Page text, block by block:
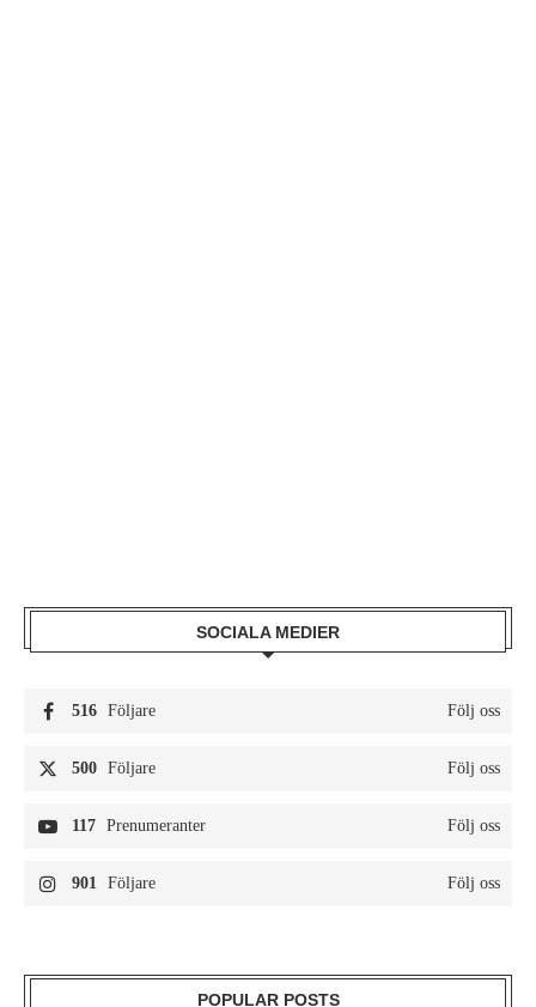
SOCIALA MEDIER
516 Följare Följ oss
500 Följare Följ oss
117 Prenumeranter Följ oss
901 Följare Följ oss
POPULAR POSTS